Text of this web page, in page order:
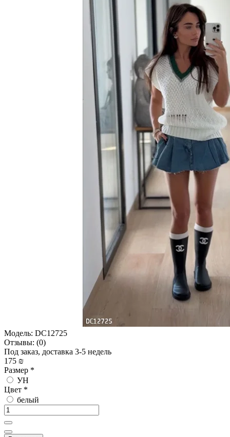
Модель: DC12725
Отзывы: (0)
Под заказ, доставка 3-5 недель
175 ₪
Размер *
УН
Цвет *
белый